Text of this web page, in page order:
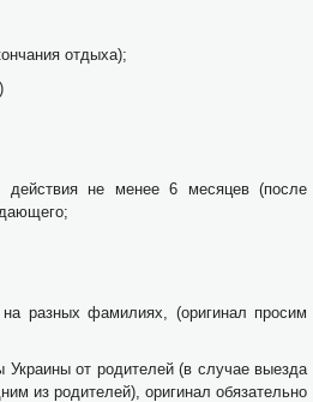
отдыха);
действия не менее 6 месяцев (после
разных фамилиях, (оригинал просим
от родителей (в случае выезда
из родителей), оригинал обязательно